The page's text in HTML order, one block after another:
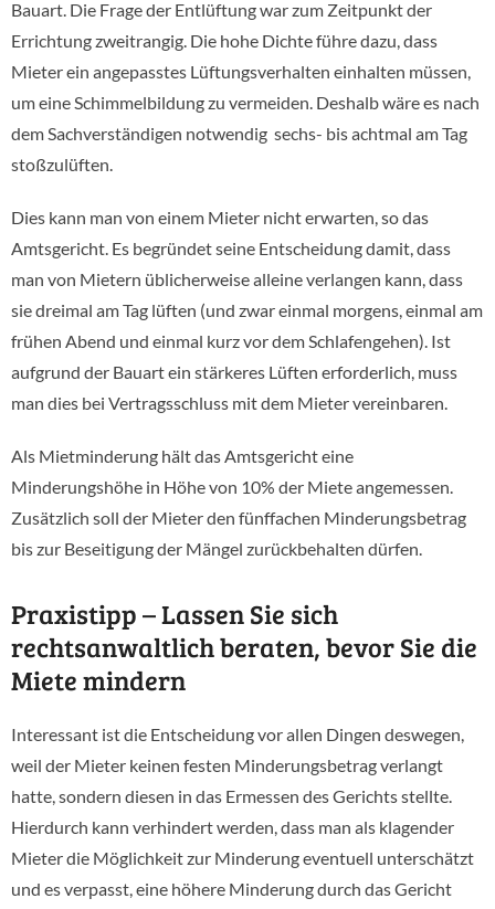
Bauart. Die Frage der Entlüftung war zum Zeitpunkt der
Errichtung zweitrangig. Die hohe Dichte führe dazu, dass
Mieter ein angepasstes Lüftungsverhalten einhalten müssen,
um eine Schimmelbildung zu vermeiden. Deshalb wäre es nach
dem Sachverständigen notwendig sechs- bis achtmal am Tag
stoßzulüften.
Dies kann man von einem Mieter nicht erwarten, so das
Amtsgericht. Es begründet seine Entscheidung damit, dass
man von Mietern üblicherweise alleine verlangen kann, dass
sie dreimal am Tag lüften (und zwar einmal morgens, einmal am
frühen Abend und einmal kurz vor dem Schlafengehen). Ist
aufgrund der Bauart ein stärkeres Lüften erforderlich, muss
man dies bei Vertragsschluss mit dem Mieter vereinbaren.
Als Mietminderung hält das Amtsgericht eine
Minderungshöhe in Höhe von 10% der Miete angemessen.
Zusätzlich soll der Mieter den fünffachen Minderungsbetrag
bis zur Beseitigung der Mängel zurückbehalten dürfen.
Praxistipp – Lassen Sie sich
rechtsanwaltlich beraten, bevor Sie die
Miete mindern
Interessant ist die Entscheidung vor allen Dingen deswegen,
weil der Mieter keinen festen Minderungsbetrag verlangt
hatte, sondern diesen in das Ermessen des Gerichts stellte.
Hierdurch kann verhindert werden, dass man als klagender
Mieter die Möglichkeit zur Minderung eventuell unterschätzt
und es verpasst, eine höhere Minderung durch das Gericht